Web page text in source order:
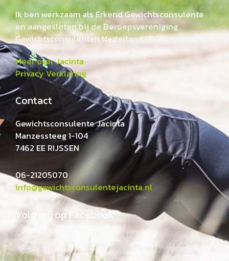
Ik ben werkzaam als Erkend Gewichtsconsulente
en aangesloten bij de Beroepsvereniging
Gewichtsconsulenten Nederland (BGN).
Meer over Jacinta
Privacy Verklaring
Contact
Gewichtsconsulente Jacinta
Manzessteeg 1-104
7462 EE RIJSSEN
06-21205070
info@gewichtsconsulentejacinta.nl
Volg mij op Facebook